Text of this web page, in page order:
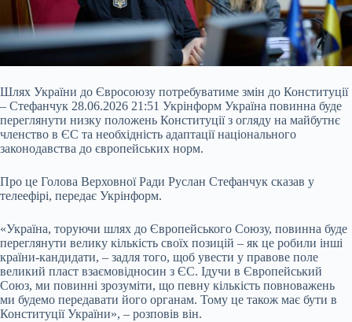
Шлях України до Євросоюзу потребуватиме змін до Конституції
– Стефанчук 28.06.2026 21:51 Укрінформ Україна повинна буде
переглянути низку положень Конституції з огляду на майбутнє
членство в ЄС та необхідність адаптації національного
законодавства до європейських норм.
Про це Голова Верховної Ради Руслан Стефанчук сказав у
телеефірі, передає Укрінформ.
«Україна, торуючи шлях до Європейського Союзу, повинна буде
переглянути велику кількість своїх позицій – як це робили інші
країни-кандидати, – задля того, щоб увести у правове поле
великий пласт взаємовідносин з ЄС. Ідучи в Європейський
Союз, ми повинні зрозуміти, що певну кількість повноважень
ми будемо передавати його органам. Тому це також має бути в
Конституції України», – розповів він.